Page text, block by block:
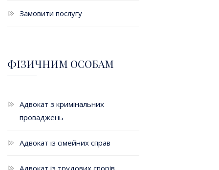
Замовити послугу
ФІЗИЧНИМ ОСОБАМ
Адвокат з кримінальних
проваджень
Адвокат із сімейних справ
Адвокат із трудових спорів